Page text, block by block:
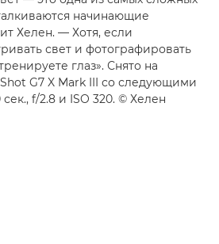
начинающие
Хелен. — Хотя, если
свет и фотографировать
глаз». Снято на
G7 X Mark III со следующими
f/2.8 и ISO 320. © Хелен